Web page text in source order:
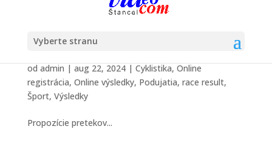
Vyberte stranu
od admin | aug 22, 2024| Cyklistika, Online
registrácia, Online výsledky, Podujatia, race result,
Šport, Výsledky
Propozície pretekov...